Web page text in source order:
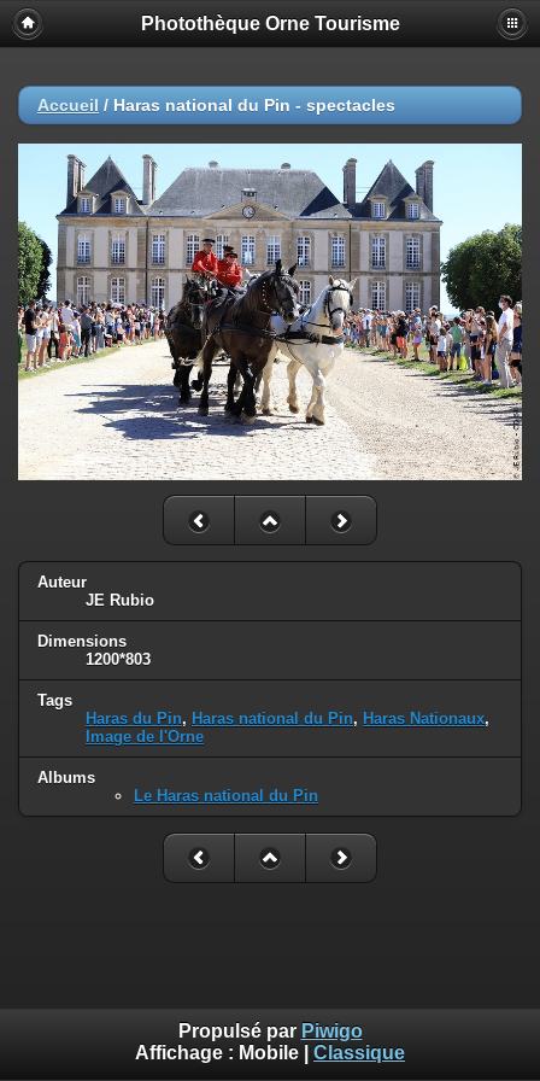
Photothèque Orne Tourisme
Accueil / Haras national du Pin - spectacles
Auteur
JE Rubio
Dimensions
1200*803
Tags
Haras du Pin, Haras national du Pin, Haras Nationaux,
Image de l'Orne
Albums
Le Haras national du Pin
Propulsé par Piwigo
Affichage : Mobile Classique